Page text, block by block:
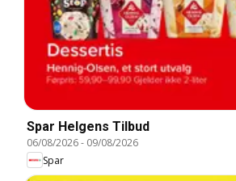
Spar Helgens Tilbud
06/08/2026- 09/08/2026
Spar